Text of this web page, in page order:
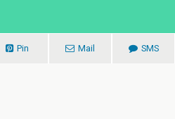
Pin Mail SMS